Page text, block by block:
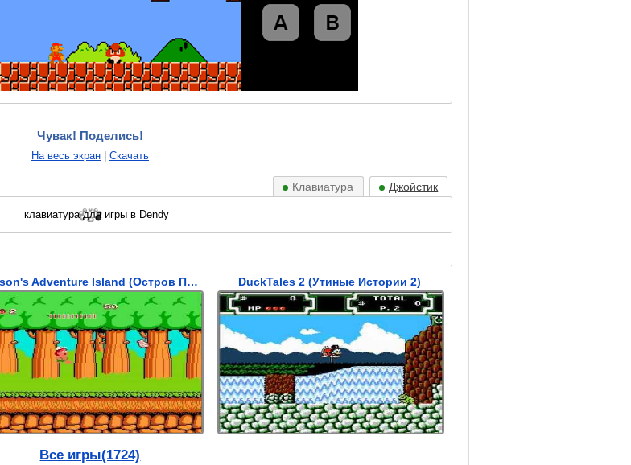
Чувак! Поделись!
На весь экран| Скачать
Джойстик
Клавиатура
Hudson's Adventure Island (Остров Приключений) DuckTales 2 (Утиные Истории 2)
Все игры(1724)